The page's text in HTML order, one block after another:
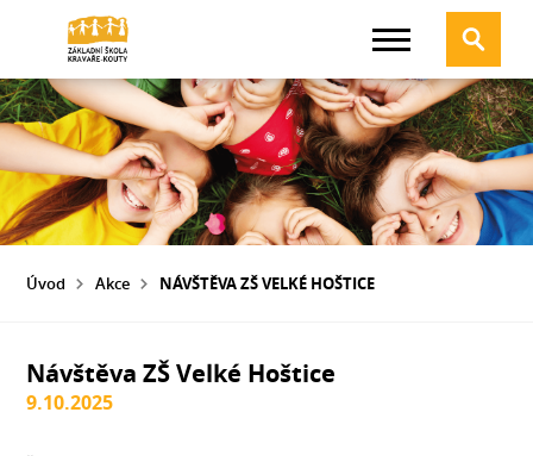
Úvod Akce NÁVŠTĚVA ZŠ VELKÉ HOŠTICE
Návštěva ZŠ Velké Hoštice
9.10.2025